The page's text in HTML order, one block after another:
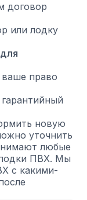
договор
или лодку
право
новую
уточнить
любые
ПВХ. Мы
с какими-